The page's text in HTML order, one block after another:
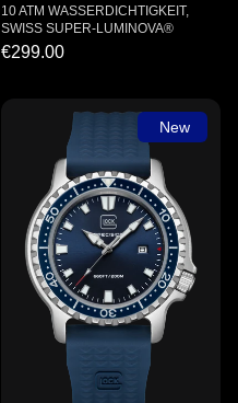
10 ATM WASSERDICHTIGKEIT,
SWISS SUPER-LUMINOVA®
€299.00
New